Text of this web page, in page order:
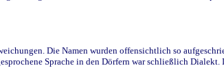
Die Namen wurden offensichtlich so
Sprache in den Dörfern war schließlich